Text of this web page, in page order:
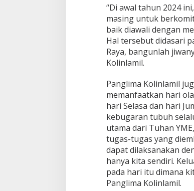
M
K
O
L
I
N
L
M
I
L
M
E
N
G
A
J
A
K
J
“Di awal tahun 2024
masing untuk
baik diawali dengan
Hal tersebut didasari
Raya, bangunlah
Kolinlamil.
Panglima Kolinlamil
memanfaatkan hari
hari Selasa dan hari
kebugaran tubuh
utama dari Tuhan
tugas-tugas yang
dapat dilaksanakan
hanya kita sendiri.
pada hari itu dimana
Panglima Kolinlamil.